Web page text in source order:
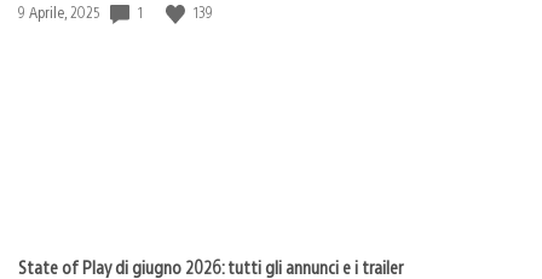
Data
9 Aprile, 2025 1 139
State of Play di giugno 2026: tutti gli annunci e i trailer